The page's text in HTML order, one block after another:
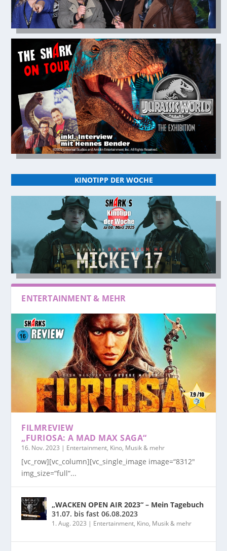
KINOTIPP DER WOCHE
ENTERTAINMENT & MEHR
FILMREVIEW
„FURIOSA: A MAD MAX SAGA“
16. Nov. 2023 | Entertainment, Kino, Musik & mehr
[vc_row][vc_column][vc_single_image image=“8312″
img_size=“full“...
„WACKEN OPEN AIR 2023“ – Mein Tagebuch
31.07. bis fast 06.08.2023
1. Aug. 2023 | Entertainment, Kino, Musik & mehr